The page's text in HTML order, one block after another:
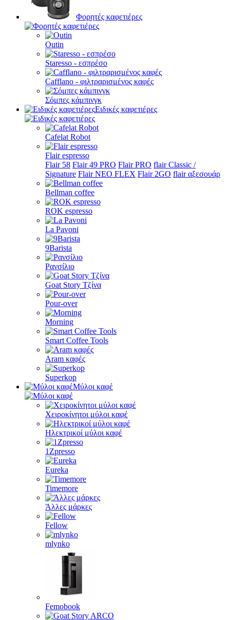
Φορητές καφετιέρες
Outin
Staresso - εσπρέσο
Cafflano - φιλτραρισμένος καφές
Σόμπες κάμπινγκ
Ειδικές καφετιέρες
Cafelat Robot
Flair espresso
Flair 58 Flair 49 PRO Flair PRO flair Classic /
Signature Flair NEO FLEX Flair 2GO flair αξεσουάρ
Bellman coffee
ROK espresso
La Pavoni
9Barista
Ρανσίλιο
Goat Story Τζίνα
Pour-over
Morning
Smart Coffee Tools
Aram καφές
Superkop
Μύλοι καφέ
Χειροκίνητοι μύλοι καφέ
Ηλεκτρικοί μύλοι καφέ
1Zpresso
Eureka
Timemore
Άλλες μάρκες
Fellow
mlynko
Femobook